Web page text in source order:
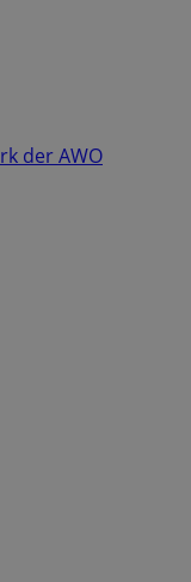
der AWO